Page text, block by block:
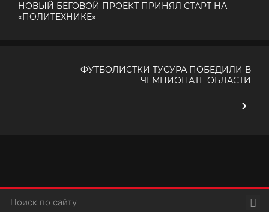
НОВЫЙ БЕГОВОЙ ПРОЕКТ ПРИНЯЛ СТАРТ НА
«ПОЛИТЕХНИКЕ»
ФУТБОЛИСТКИ ТУСУРА ПОБЕДИЛИ В
ЧЕМПИОНАТЕ ОБЛАСТИ